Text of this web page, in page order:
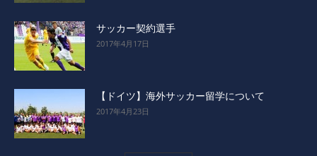
サッカー契約選手
2017年4月17日
【ドイツ】海外サッカー留学について
2017年4月23日